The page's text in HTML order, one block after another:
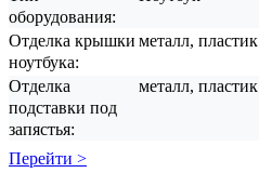
оборудования:
Отделка крышки
ноутбука:
металл, пластик
Отделка
подставки под
запястья:
металл, пластик
Перейти >